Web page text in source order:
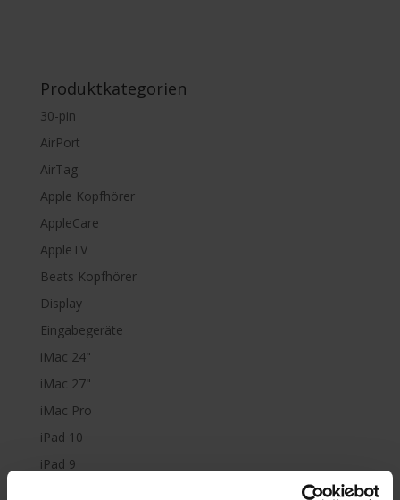
Produktkategorien
30-pin
AirPort
AirTag
Apple Kopfhörer
AppleCare
AppleTV
Beats Kopfhörer
Display
Eingabegeräte
iMac 24"
iMac 27"
iMac Pro
iPad 10
iPad 9